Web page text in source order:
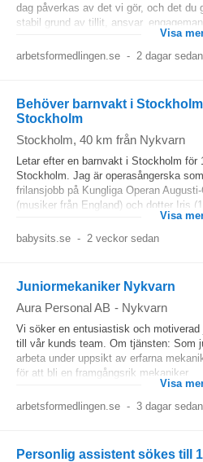
dag påverkas av det vi gör, och det du
stabil grund av tillit, ansvar,
Visa
arbetsformedlingen.se - 2 dagar sedan
Behöver barnvakt i
Stockholm
Stockholm, 40 km från Nykvarn
Letar efter en barnvakt i Stockholm för
Stockholm. Jag är operasångerska
frilansjobb på Kungliga Operan
(musiker från England) och dotter Iris
Visa
babysits.se - 2 veckor sedan
Juniormekaniker Nykvarn
Aura Personal AB - Nykvarn
Vi söker en entusiastisk och
till vår kunds team. Om tjänsten: Som
arbeta under uppsikt av erfarna
för att bli en framgångsrik mekaniker....
Visa
arbetsformedlingen.se - 3 dagar sedan
Personlig assistent sökes till